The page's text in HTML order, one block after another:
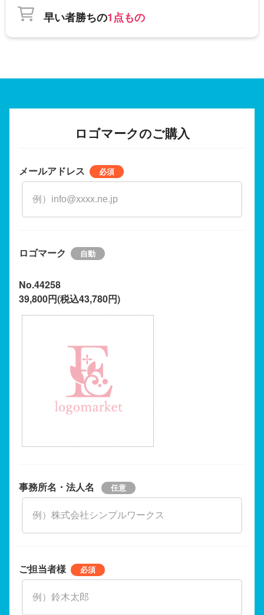
早い者勝ちの1点もの
ロゴマークのご購入
メールアドレス
ロゴマーク
No.44258
39,800円(税込43,780円)
事務所名・法人名
ご担当者様